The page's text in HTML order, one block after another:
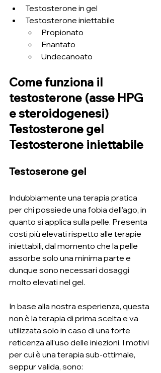
Testosterone in gel
Testosterone iniettabile
Propionato
Enantato
Undecanoato
Come funziona il
testosterone (asse HPG
e steroidogenesi)
Testosterone gel
Testosterone iniettabile
Testoserone gel
Indubbiamente una terapia pratica
per chi possiede una fobia dell’ago, in
quanto si applica sulla pelle. Presenta
costi più elevati rispetto alle terapie
iniettabili, dal momento che la pelle
assorbe solo una minima parte e
dunque sono necessari dosaggi
molto elevati nel gel.
In base alla nostra esperienza, questa
non è la terapia di prima scelta e va
utilizzata solo in caso di una forte
reticenza all’uso delle iniezioni. I motivi
per cui è una terapia sub-ottimale,
seppur valida, sono: